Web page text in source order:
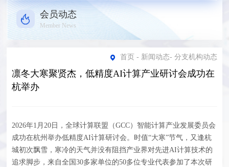
会员动态
Member News
首页 - 新闻动态- 分支机构动态
凛冬大寒聚贤杰，低精度AI计算产业研讨会成功在
杭举办
2026年1月20日，全球计算联盟（GCC）智能计算产业发展委员会
成功在杭州举办低精度AI计算研讨会。时值“大寒”节气，又逢杭
城初次飘雪，寒冷的天气并没有阻挡产业界对先进AI计算技术的
追求脚步，来自全国30多家单位的50多位专业代表参加了本次研